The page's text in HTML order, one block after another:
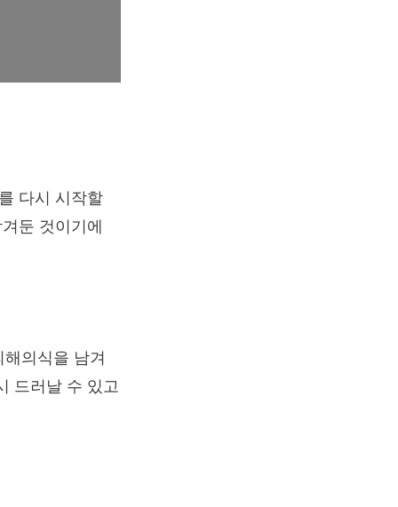
다시 시작할
둔 것이기에
의식을 남겨
드러날 수 있고